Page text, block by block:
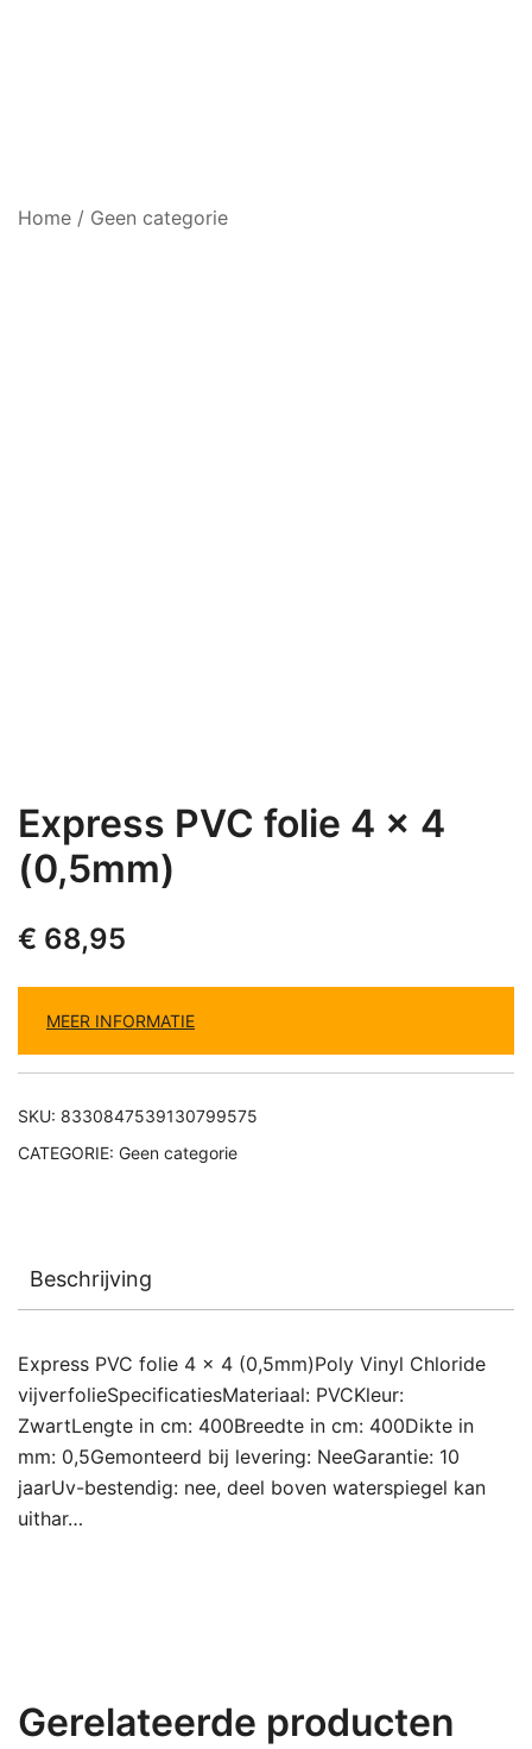
Home / Geen categorie
Express PVC folie 4 x 4
(0,5mm)
€ 68,95
MEER INFORMATIE
SKU: 8330847539130799575
CATEGORIE: Geen categorie
Beschrijving
Express PVC folie 4 x 4 (0,5mm)Poly Vinyl Chloride
vijverfolieSpecificatiesMateriaal: PVCKleur:
ZwartLengte in cm: 400Breedte in cm: 400Dikte in
mm: 0,5Gemonteerd bij levering: NeeGarantie: 10
jaarUv-bestendig: nee, deel boven waterspiegel kan
uithar…
Gerelateerde producten